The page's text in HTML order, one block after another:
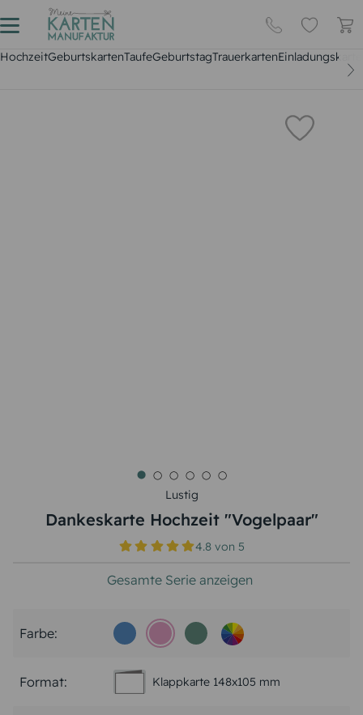
HochzeitGeburtskartenTaufeGeburtstagTrauerkarten
Lustig
Dankeskarte Hochzeit "Vogelpaar"
4.8 von5
Gesamte Serie anzeigen
Farbe:
Format: Klappkarte 148x105 mm